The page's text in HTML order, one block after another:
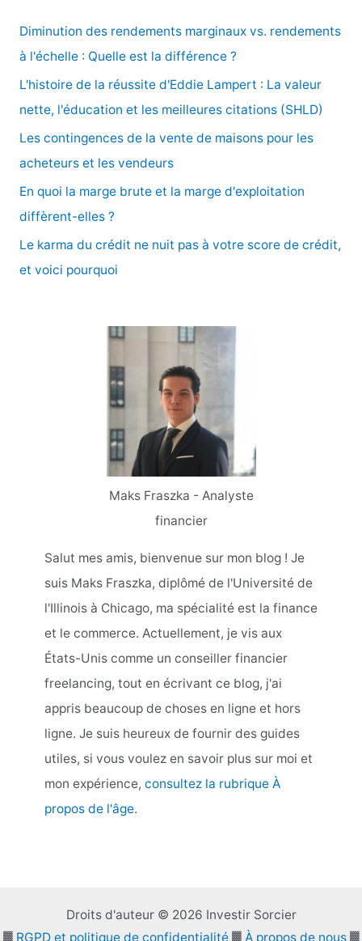
e
r
c
:
Diminution des rendements marginaux vs. rendements
à l'échelle : Quelle est la différence ?
L'histoire de la réussite d'Eddie Lampert : La valeur
nette, l'éducation et les meilleures citations (SHLD)
Les contingences de la vente de maisons pour les
acheteurs et les vendeurs
En quoi la marge brute et la marge d'exploitation
diffèrent-elles ?
Le karma du crédit ne nuit pas à votre score de crédit,
et voici pourquoi
Maks Fraszka - Analyste
financier
Salut mes amis, bienvenue sur mon blog ! Je
suis Maks Fraszka, diplômé de l'Université de
l'Illinois à Chicago, ma spécialité est la finance
et le commerce. Actuellement, je vis aux
États-Unis comme un conseiller financier
freelancing, tout en écrivant ce blog, j'ai
appris beaucoup de choses en ligne et hors
ligne. Je suis heureux de fournir des guides
utiles, si vous voulez en savoir plus sur moi et
mon expérience, consultez la rubrique À
propos de l'âge.
Droits d'auteur © 2026 Investir Sorcier
▓ RGPD et politique de confidentialité▓ À propos de nous▓